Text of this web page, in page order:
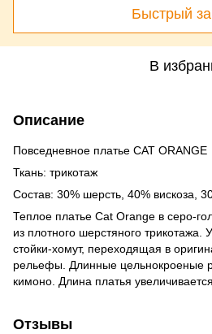
Быстрый
В
Описание
Повседневное платье CAT ORANGE
Ткань: трикотаж
Состав: 30% шерсть, 40% вискоза,
Теплое платье Cat Orange в серо-
из плотного шерстяного трикотажа.
стойки-хомут, переходящая в
рельефы. Длинные цельнокроеные
кимоно. Длина платья
Отзывы